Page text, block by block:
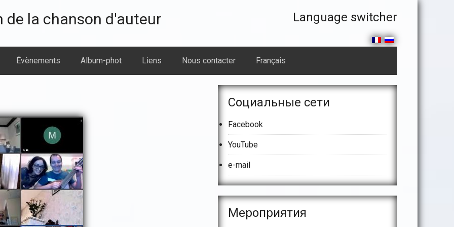
de la chanson d'auteur
En-
Language switcher
Évènements Album-phot Liens Nous contacter Français
Barre
latérale
principale
Социальные сети
Facebook
YouTube
e-mail
Meроприятия